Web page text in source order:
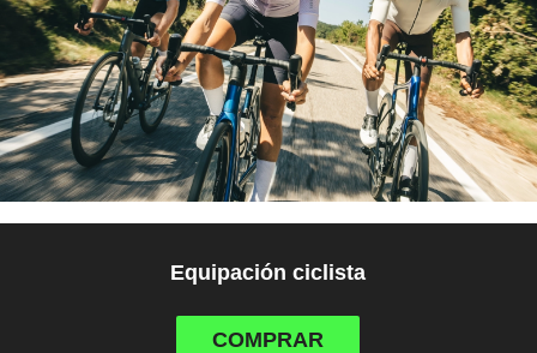
Equipación ciclista
COMPRAR